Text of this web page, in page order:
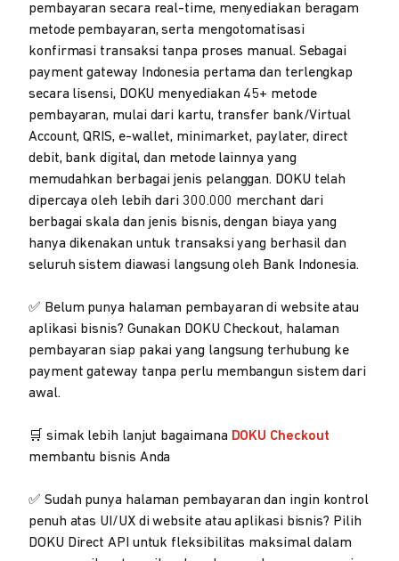
pembayaran secara real-time, menyediakan beragam
metode pembayaran, serta mengotomatisasi
konfirmasi transaksi tanpa proses manual. Sebagai
payment gateway Indonesia pertama dan terlengkap
secara lisensi, DOKU menyediakan 45+ metode
pembayaran, mulai dari kartu, transfer bank/Virtual
Account, QRIS, e-wallet, minimarket, paylater, direct
debit, bank digital, dan metode lainnya yang
memudahkan berbagai jenis pelanggan. DOKU telah
dipercaya oleh lebih dari 300.000 merchant dari
berbagai skala dan jenis bisnis, dengan biaya yang
hanya dikenakan untuk transaksi yang berhasil dan
seluruh sistem diawasi langsung oleh Bank Indonesia.
✅ Belum punya halaman pembayaran di website atau
aplikasi bisnis? Gunakan DOKU Checkout, halaman
pembayaran siap pakai yang langsung terhubung ke
payment gateway tanpa perlu membangun sistem dari
awal.
🛒 simak lebih lanjut bagaimana DOKU Checkout
membantu bisnis Anda
✅ Sudah punya halaman pembayaran dan ingin kontrol
penuh atas UI/UX di website atau aplikasi bisnis? Pilih
DOKU Direct API untuk fleksibilitas maksimal dalam